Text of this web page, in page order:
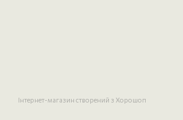
Інтернет-магазин створений з Хорошоп